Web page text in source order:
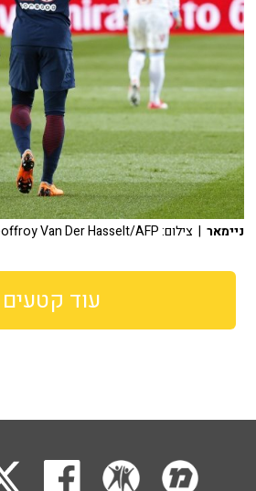
ניימאר | צילום: Geoffroy Van Der Hasselt/AFP
עוד קטעים